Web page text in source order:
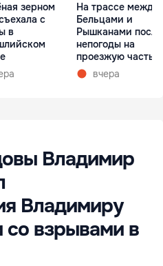
зерном
с
в
На трассе между
Бельцами и
Рышканами после
непогоды на
проезжую часть
упали деревья
вчера
Владимир
Владимиру
со взрывами в